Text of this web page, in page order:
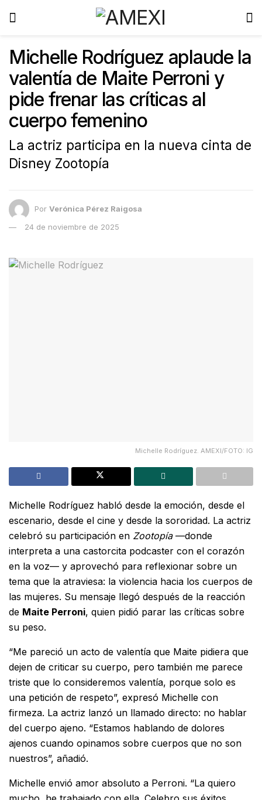
Michelle Rodríguez aplaude la
valentía de Maite Perroni y
pide frenar las críticas al
cuerpo femenino
La actriz participa en la nueva cinta de
Disney Zootopía
Por Verónica Pérez Raigosa
24 de noviembre de 2025
Michelle Rodríguez. AMEXI/FOTO: IG
Michelle Rodríguez habló desde la emoción, desde el
escenario, desde el cine y desde la sororidad. La actriz
celebró su participación en Zootopía—donde
interpreta a una castorcita podcaster con el corazón
en la voz— y aprovechó para reflexionar sobre un
tema que la atraviesa: la violencia hacia los cuerpos de
las mujeres. Su mensaje llegó después de la reacción
de Maite Perroni, quien pidió parar las críticas sobre
su peso.
“Me pareció un acto de valentía que Maite pidiera que
dejen de criticar su cuerpo, pero también me parece
triste que lo consideremos valentía, porque solo es
una petición de respeto”, expresó Michelle con
firmeza. La actriz lanzó un llamado directo: no hablar
del cuerpo ajeno. “Estamos hablando de dolores
ajenos cuando opinamos sobre cuerpos que no son
nuestros”, añadió.
Michelle envió amor absoluto a Perroni. “La quiero